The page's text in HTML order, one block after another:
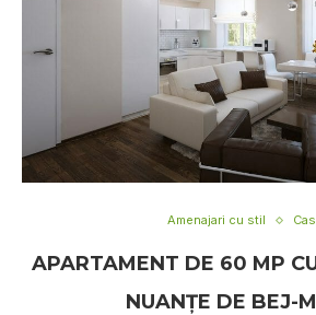
Amenajari cu stil
APARTAMENT DE 60 MP
NUANȚE DE BEJ-